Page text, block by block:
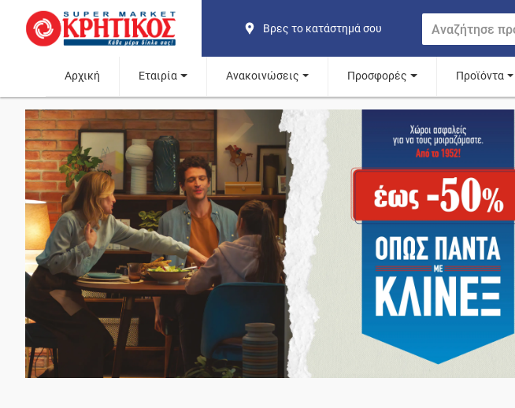
Βρες το κατάστημά σου
Αρχική Εταιρία Ανακοινώσεις Προσφορές Προϊόντα